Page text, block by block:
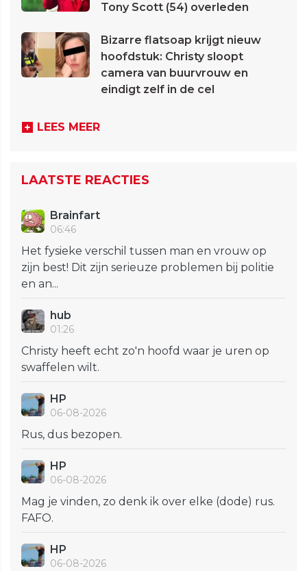
Tony Scott (54) overleden
Bizarre flatsoap krijgt nieuw
hoofdstuk: Christy sloopt
camera van buurvrouw en
eindigt zelf in de cel
LEES MEER
LAATSTE REACTIES
Brainfart
06:46
Het fysieke verschil tussen man en vrouw op
zijn best! Dit zijn serieuze problemen bij politie
en an...
hub
01:26
Christy heeft echt zo'n hoofd waar je uren op
swaffelen wilt.
HP
06-08-2026
Rus, dus bezopen.
HP
06-08-2026
Mag je vinden, zo denk ik over elke (dode) rus.
FAFO.
HP
06-08-2026